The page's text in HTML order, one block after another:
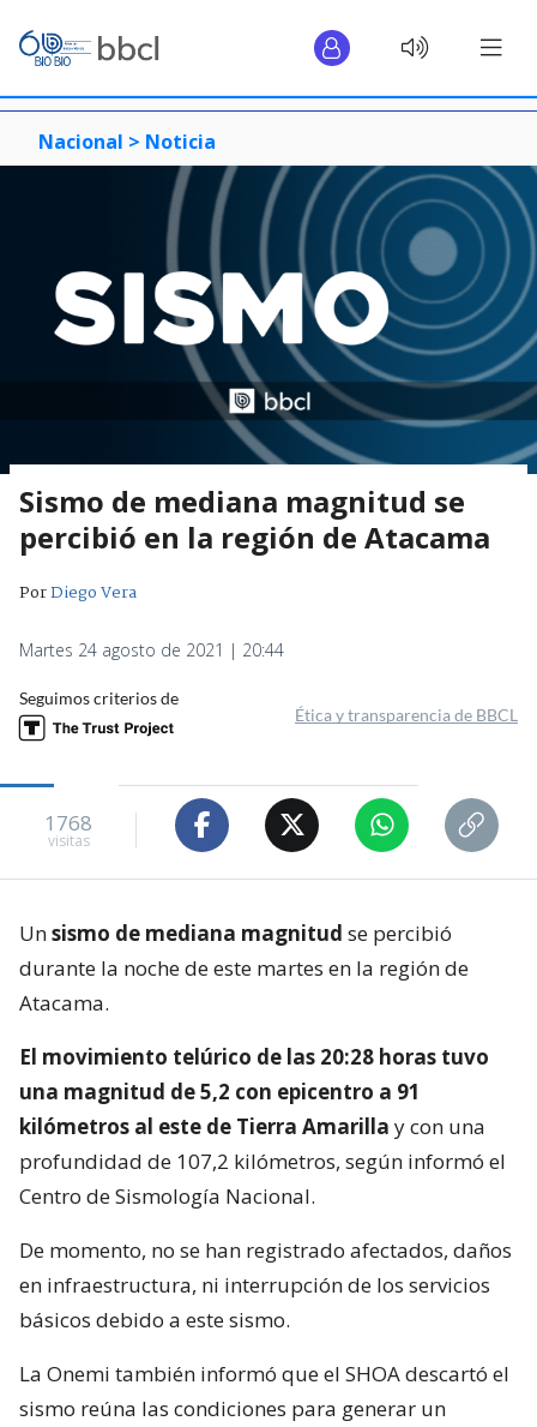
Nacional > Noticia
Sismo de mediana magnitud se
percibió en la región de Atacama
PorDiego Vera
Martes 24 agosto de 2021 | 20:44
Seguimos criterios de
Ética y transparencia de BBCL
1768
visitas
Unsismo de mediana magnitud se percibió
durante la noche de este martes en la región de
Atacama.
El movimiento telúrico de las 20:28 horas tuvo
una magnitud de 5,2 con epicentro a 91
kilómetros al este de Tierra Amarilla y con una
profundidad de 107,2 kilómetros, según informó el
Centro de Sismología Nacional.
De momento, no se han registrado afectados, daños
en infraestructura, ni interrupción de los servicios
básicos debido a este sismo.
La Onemi también informó que el SHOA descartó el
sismo reúna las condiciones para generar un